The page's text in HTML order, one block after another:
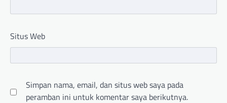
Situs Web
Simpan nama, email, dan situs web saya pada
peramban ini untuk komentar saya berikutnya.